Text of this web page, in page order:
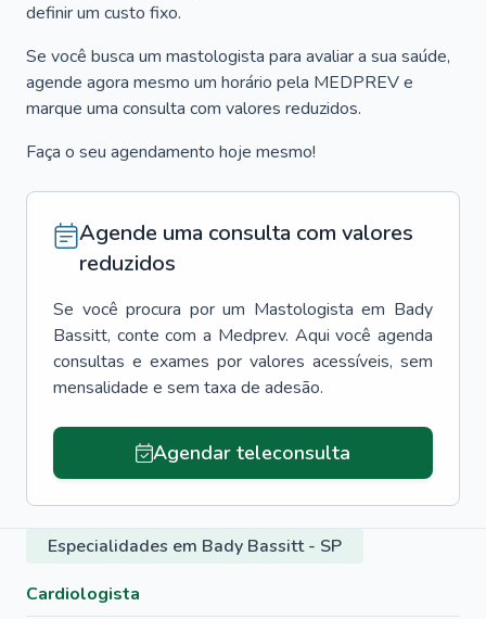
definir um custo fixo.
Se você busca um mastologista para avaliar a sua saúde,
agende agora mesmo um horário pela MEDPREV e
marque uma consulta com valores reduzidos.
Faça o seu agendamento hoje mesmo!
Agende uma consulta com valores
reduzidos
Se você procura por um Mastologista em Bady
Bassitt, conte com a Medprev. Aqui você agenda
consultas e exames por valores acessíveis, sem
mensalidade e sem taxa de adesão.
Agendar teleconsulta
Especialidades em Bady Bassitt - SP
Cardiologista